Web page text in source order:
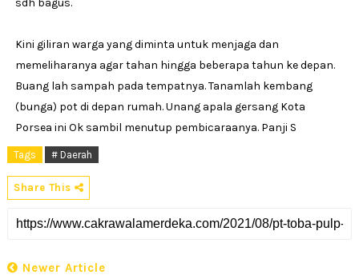
Kini giliran warga yang diminta untuk menjaga dan
memeliharanya agar tahan hingga beberapa tahun ke depan.
Buang lah sampah pada tempatnya. Tanamlah kembang
(bunga) pot di depan rumah. Unang apala gersang Kota
Porsea ini Ok sambil menutup pembicaraanya. Panji S
Tags # Daerah
Share This
Newer Article